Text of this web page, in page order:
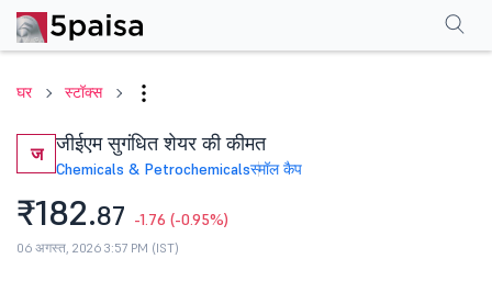
घर स्टॉक्स
ज जीईएम सुगंधित शेयर की कीमत
Chemicals & Petrochemicalsस्मॉल कैप
₹182.87 -1.76 (-0.95%)
06 अगस्त, 2026 3:57 PM (IST)
परफॉर्मेंसफाइनेंशियल्स सामान्य प्रश्न